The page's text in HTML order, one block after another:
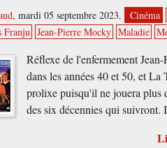
,mardi 05 septembre 2023. Cinéma
Franju Jean-Pierre Mocky Maladie
Réflexe de l'enfermement
dans les années 40 et 50, et
prolixe puisqu'il ne jouera plus
des six décennies qui